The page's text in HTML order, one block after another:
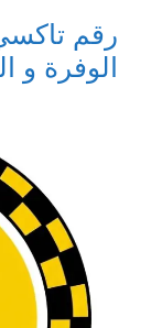
رقم
الوفرة و